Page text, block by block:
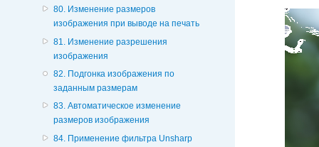
80. Изменение размеров
изображения при выводе на печать
81. Изменение разрешения
изображения
82. Подгонка изображения по
заданным размерам
83. Автоматическое изменение
размеров изображения
84. Применение фильтра Unsharp